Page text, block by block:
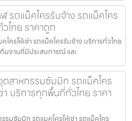
รถแม็คโครรับจ้าง รถแม็คโคร
ไทย ราคาถูก
โครให้เช่า รถแม็คโครรับจ้าง บริการทั่วไทย
มงานที่มีประสบการณ์ และ
สาหกรรมซัมมิท รถแม็คโคร
า บริการทุกพื้นที่ทั่วไทย ราคา
มซัมมิท รถแมคโครให้เช่า รถแม็คโคร